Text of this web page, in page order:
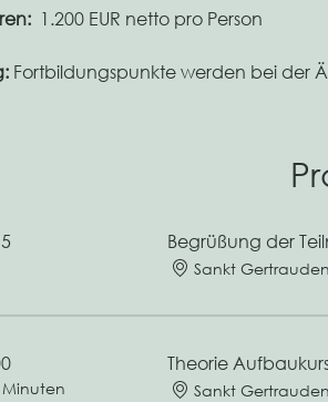
1.200 EUR netto pro Person
Fortbildungspunkte werden bei der
Begrüßung der
Sankt
Minuten
Theorie
Sankt